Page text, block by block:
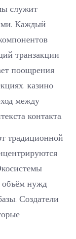
служит
Каждый
транзакции
поощрения
казино
между
контакта.
традиционной
объём нужд
Создатели